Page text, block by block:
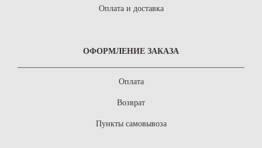
Оплата и доставка
ОФОРМЛЕНИЕ ЗАКАЗА
Оплата
Возврат
Пункты самовывоза